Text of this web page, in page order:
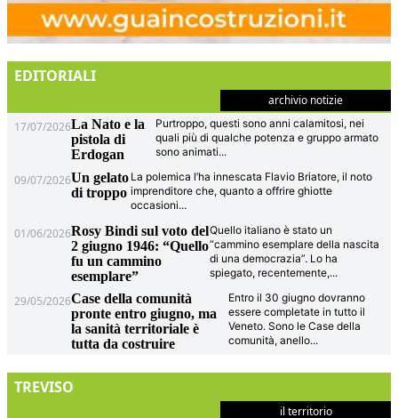
EDITORIALI
archivio notizie
17/07/2026La Nato e la
pistola di
Erdogan
Purtroppo, questi sono anni calamitosi, nei
quali più di qualche potenza e gruppo armato
sono animati...
09/07/2026Un gelato
di troppo
La polemica l’ha innescata Flavio Briatore, il noto
imprenditore che, quanto a offrire ghiotte
occasioni...
01/06/2026Rosy Bindi sul voto del
2 giugno 1946: “Quello
fu un cammino
esemplare”
Quello italiano è stato un
“cammino esemplare della nascita
di una democrazia”. Lo ha
spiegato, recentemente,...
29/05/2026Case della comunità
pronte entro giugno, ma
la sanità territoriale è
tutta da costruire
Entro il 30 giugno dovranno
essere completate in tutto il
Veneto. Sono le Case della
comunità, anello...
TREVISO
il territorio